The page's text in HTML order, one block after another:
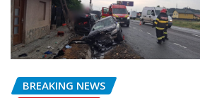
BREAKING NEWS